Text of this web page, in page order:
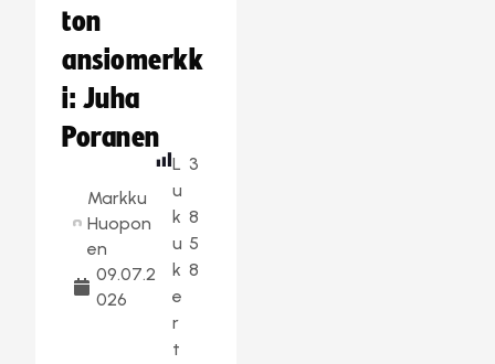
ton
ansiomerkk
i: Juha
Poranen
Markku
Huopon
en
09.07.2
026
L
u
k
u
k
e
r
t
3
8
5
8